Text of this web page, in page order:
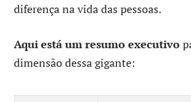
diferença na vida das pessoas.
Aqui está um resumo executivo
dimensão dessa gigante: